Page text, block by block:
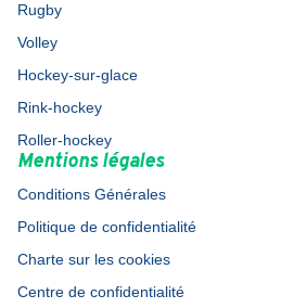
Rugby
Volley
Hockey-sur-glace
Rink-hockey
Roller-hockey
Mentions légales
Conditions Générales
Politique de confidentialité
Charte sur les cookies
Centre de confidentialité